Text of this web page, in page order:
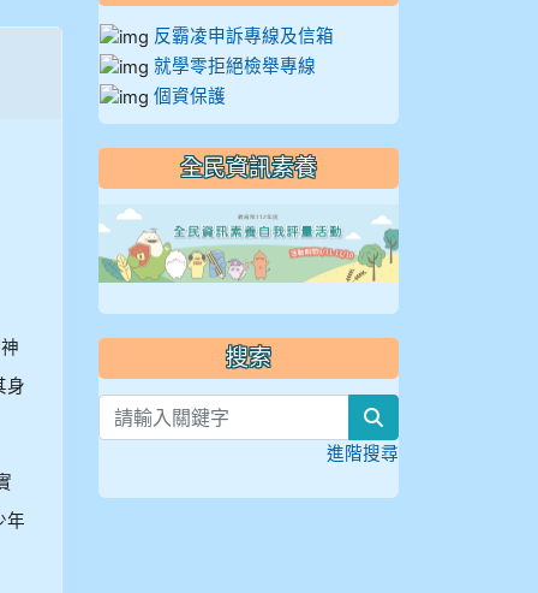
身
年
反霸凌申訴專線及信箱
就學零拒絕檢舉專線
個資保護
全民資訊素養
搜索
進階搜尋